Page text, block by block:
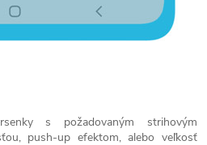
s požadovaným strihovým
push-up efektom, alebo veľkosť